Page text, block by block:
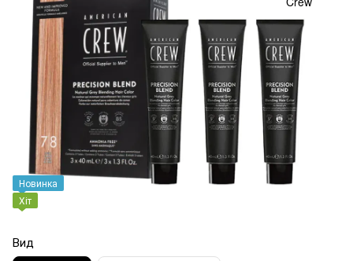
Новинка
Хіт
Вид